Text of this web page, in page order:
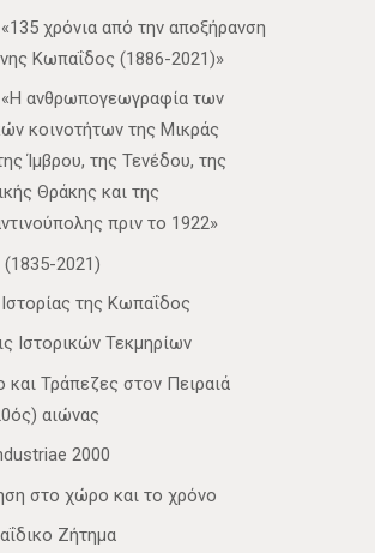
χρόνια από την αποξήρανση
Κωπαΐδος (1886-2021)»
ανθρωπογεωγραφία των
κοινοτήτων της Μικράς
Ίμβρου, της Τενέδου, της
Θράκης και της
πριν το 1922»
2021)
της Κωπαΐδος
Ιστορικών Τεκμηρίων
και Τράπεζες στον Πειραιά
αιώνας
2000
στο χώρο και το χρόνο
Ζήτημα